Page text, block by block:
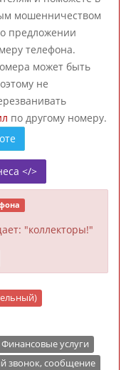
мошенничеством
предложении
телефона.
может быть
не
по другому номеру.
</>
"коллекторы!"
Финансовые услуги
звонок, сообщение